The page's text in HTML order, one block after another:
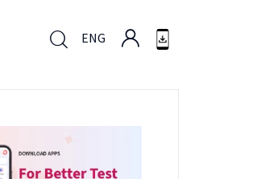
ENG